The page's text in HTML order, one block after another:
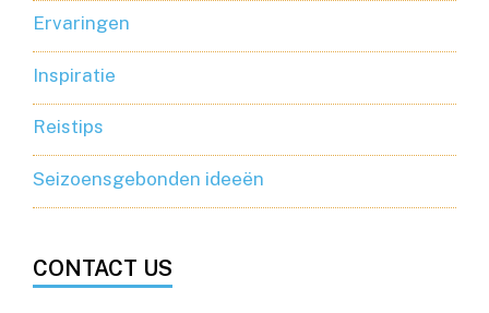
Ervaringen
Inspiratie
Reistips
Seizoensgebonden ideeën
CONTACT US